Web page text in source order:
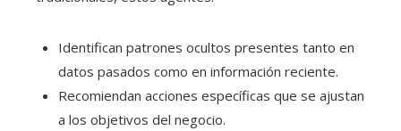
Identifican patrones ocultos presentes tanto en
datos pasados como en información reciente.
Recomiendan acciones específicas que se ajustan
a los objetivos del negocio.